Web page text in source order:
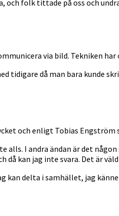
och folk tittade på oss och
via bild. Tekniken
tidigare då man bara kunde
och enligt Tobias Engström
alls. I andra ändan är det
då kan jag inte svara. Det är
kan delta i samhället, jag